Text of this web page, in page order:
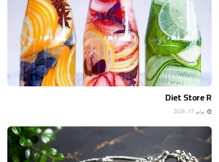
Diet Store R
يوليو 17, 2026